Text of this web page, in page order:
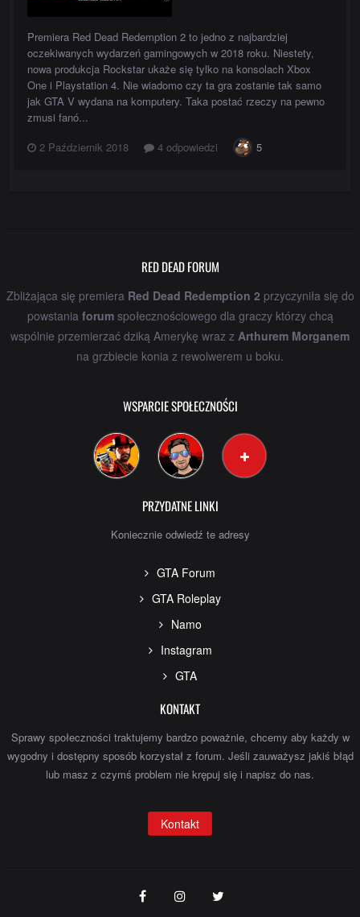
Premiera Red Dead Redemption 2 to jedno z najbardziej
oczekiwanych wydarzeń gamingowych w 2018 roku. Niestety,
nowa produkcja Rockstar ukaże się tylko na konsolach Xbox
One i Playstation 4. Nie wiadomo czy ta gra zostanie tak samo
jak GTA V wydana na komputery. Taka postać rzeczy na pewno
zmusi fanó...
2 Październik 2018
4 odpowiedzi 5
RED DEAD FORUM
Zbliżająca się premiera Red Dead Redemption 2 przyczyniła się do
powstania forumspołecznościowego dla graczy którzy chcą
wspólnie przemierzać dziką Amerykę wraz z Arthurem Morganem
na grzbiecie konia z rewolwerem u boku.
WSPARCIE SPOŁECZNOŚCI
PRZYDATNE LINKI
Koniecznie odwiedź te adresy
GTA Forum
GTA Roleplay
Namo
Instagram
GTA
KONTAKT
Sprawy społeczności traktujemy bardzo poważnie, chcemy aby każdy w
wygodny i dostępny sposób korzystał z forum. Jeśli zauważysz jakiś błąd
lub masz z czymś problem nie krępuj się i napisz do nas.
Kontakt